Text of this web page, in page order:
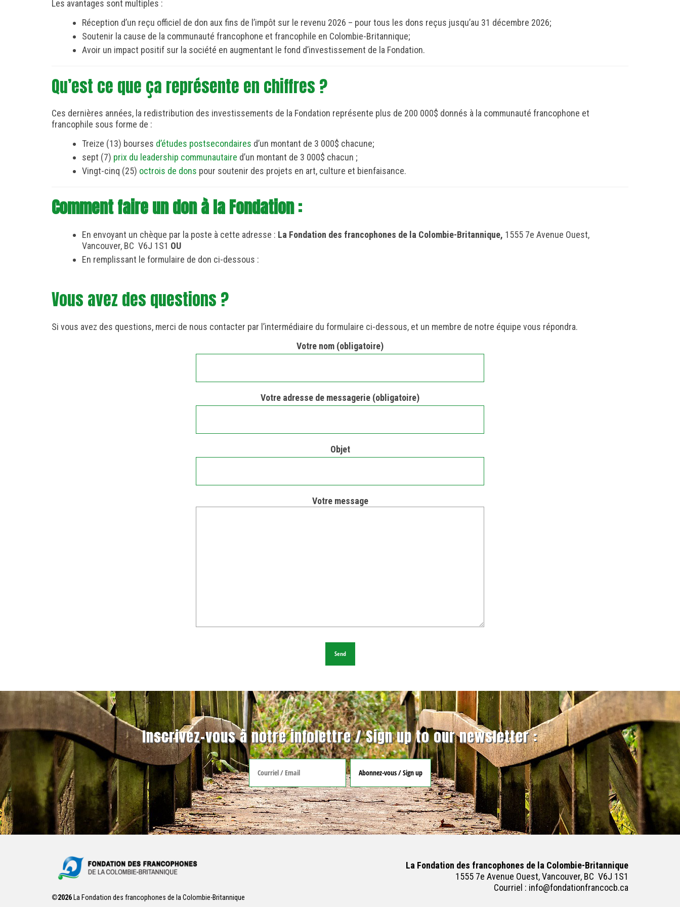
Les avantages sont multiples :
Réception d’un reçu officiel de don aux fins de l’impôt sur le revenu 2026 – pour tous les dons reçus jusqu’au 31 décembre 2026;
Soutenir la cause de la communauté francophone et francophile en Colombie-Britannique;
Avoir un impact positif sur la société en augmentant le fond d’investissement de la Fondation.
Qu’est ce que ça représente en chiffres ?
Ces dernières années, la redistribution des investissements de la Fondation représente plus de 200 000$ donnés à la communauté francophone et
francophile sous forme de :
Treize (13) bourses d’études postsecondaires d’un montant de 3 000$ chacune;
sept (7) prix du leadership communautaire d’un montant de 3 000$ chacun ;
Vingt-cinq (25) octrois de dons pour soutenir des projets en art, culture et bienfaisance.
Comment faire un don à la Fondation :
En envoyant un chèque par la poste à cette adresse : La Fondation des francophones de la Colombie-Britannique, 1555 7e Avenue Ouest,
Vancouver, BC V6J 1S1 OU
En remplissant le formulaire de don ci-dessous :
Vous avez des questions ?
Si vous avez des questions, merci de nous contacter par l’intermédiaire du formulaire ci-dessous, et un membre de notre équipe vous répondra.
Votre nom (obligatoire)
Votre adresse de messagerie (obligatoire)
Objet
Votre message
Inscrivez-vous à notre infolettre / Sign up to our newsletter :
©2026 La Fondation des francophones de la Colombie-Britannique
La Fondation des francophones de la Colombie-Britannique
1555 7e Avenue Ouest, Vancouver, BC V6J 1S1
Courriel : info@fondationfrancocb.ca